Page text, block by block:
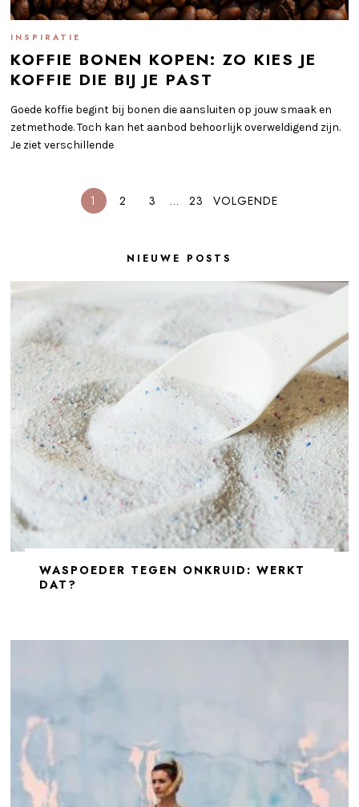
INSPIRATIE
KOFFIE BONEN KOPEN: ZO KIES JE
KOFFIE DIE BIJ JE PAST
Goede koffie begint bij bonen die aansluiten op jouw smaak en
zetmethode. Toch kan het aanbod behoorlijk overweldigend zijn.
Je ziet verschillende
1 2 3 … 23 VOLGENDE
NIEUWE POSTS
WASPOEDER TEGEN ONKRUID: WERKT
DAT?